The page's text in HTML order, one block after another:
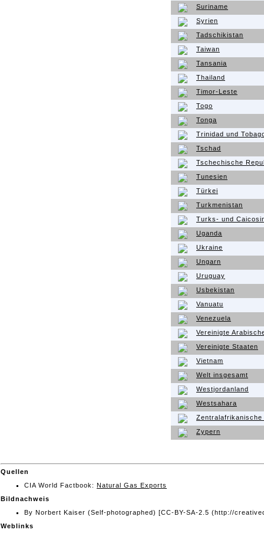
Suriname
Syrien
Tadschikistan
Taiwan
Tansania
Thailand
Timor-Leste
Togo
Tonga
Trinidad und
Tschad
Tschechische
Tunesien
Türkei
Turkmenistan
Turks- und
Uganda
Ukraine
Ungarn
Uruguay
Usbekistan
Vanuatu
Venezuela
Vereinigte
Vereinigte Staaten
Vietnam
Welt insgesamt
Westjordanland
Westsahara
Zentralafrikanische
Zypern
Quellen
CIA World Factbook: Natural Gas Exports
Bildnachweis
By Norbert Kaiser (Self-photographed) [CC-BY-SA-2.5 (http://
Weblinks